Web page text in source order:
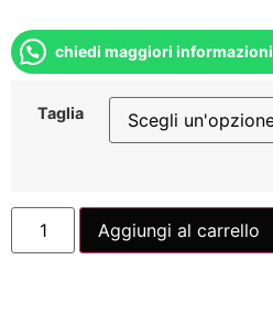
chiedi maggiori informazioni
Taglia
Aggiungi al carrello